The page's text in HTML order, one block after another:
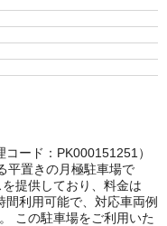
ード：PK000151251）
平置きの月極駐車場で
提供しており、料金は
利用可能で、対応車両例
この駐車場をご利用いた